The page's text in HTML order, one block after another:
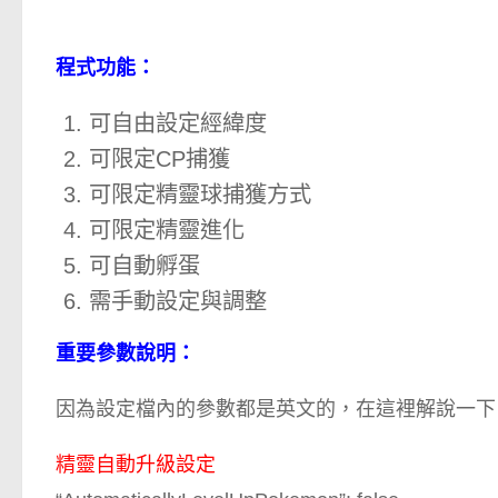
程式功能：
可自由設定經緯度
可限定CP捕獲
可限定精靈球捕獲方式
可限定精靈進化
可自動孵蛋
需手動設定與調整
重要參數說明：
因為設定檔內的參數都是英文的，在這裡解說一
精靈自動升級設定